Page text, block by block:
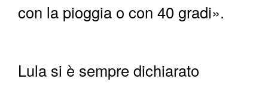
con la pioggia o con 40 gradi».
Lula si è sempre dichiarato